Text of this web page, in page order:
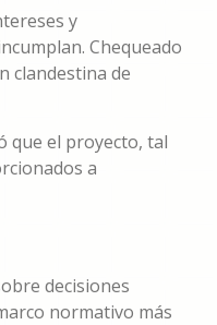
y
Chequeado
clandestina de
que el proyecto, tal
a
decisiones
normativo más